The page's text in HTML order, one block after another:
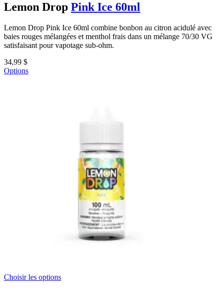
Lemon Drop Pink Ice 60ml
Lemon Drop Pink Ice 60ml combine bonbon au citron acidulé avec
baies rouges mélangées et menthol frais dans un mélange 70/30 VG
satisfaisant pour vapotage sub-ohm.
34,99 $
Options
Choisir les options